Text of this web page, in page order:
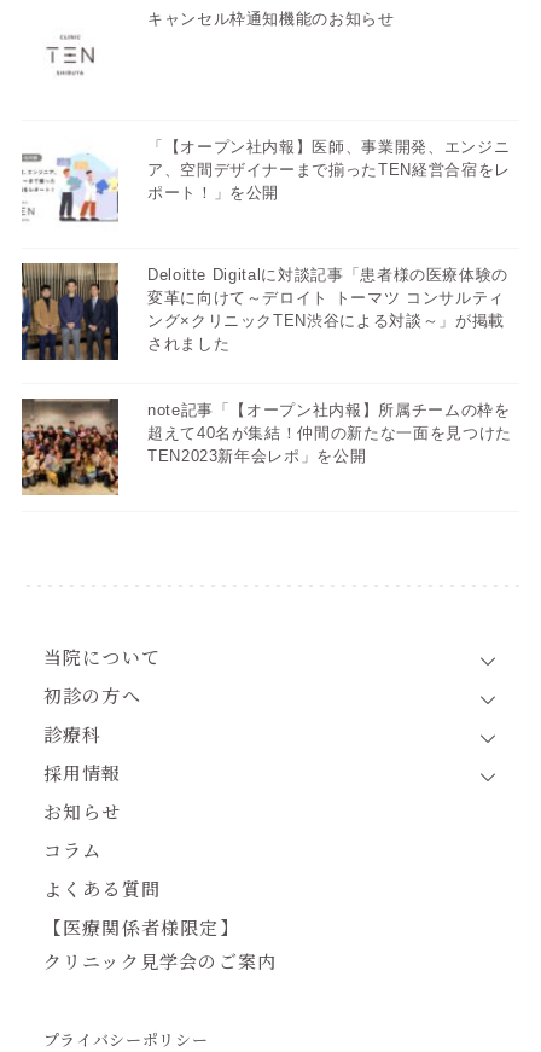
キャンセル枠通知機能のお知らせ
「【オープン社内報】医師、事業開発、エンジニ
ア、空間デザイナーまで揃ったTEN経営合宿をレ
ポート！」を公開
Deloitte Digitalに対談記事「患者様の医療体験の
変革に向けて～デロイト トーマツ コンサルティ
ング×クリニックTEN渋谷による対談～」が掲載
されました
note記事「【オープン社内報】所属チームの枠を
超えて40名が集結！仲間の新たな一面を見つけた
TEN2023新年会レポ」を公開
当院について
初診の方へ
診療科
採用情報
お知らせ
コラム
よくある質問
【医療関係者様限定】
クリニック見学会のご案内
プライバシーポリシー